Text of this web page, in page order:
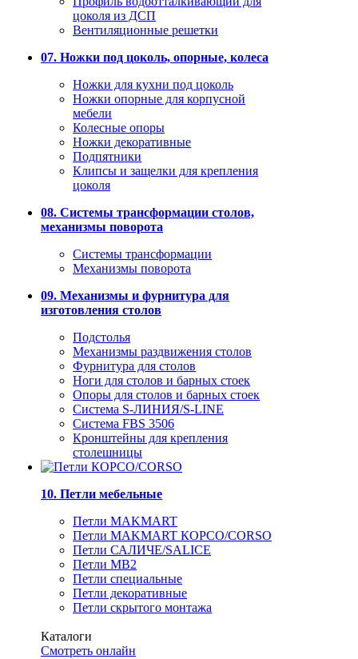
цоколя из ДСП
Вентиляционные решетки
07. Ножки под цоколь, опорные, колеса
Ножки для кухни под цоколь
Ножки опорные для корпусной
мебели
Колесные опоры
Ножки декоративные
Подпятники
Клипсы и защелки для крепления
цоколя
08. Системы трансформации столов,
механизмы поворота
Системы трансформации
Механизмы поворота
09. Механизмы и фурнитура для
изготовления столов
Подстолья
Механизмы раздвижения столов
Фурнитура для столов
Ноги для столов и барных стоек
Опоры для столов и барных стоек
Система S-ЛИНИЯ/S-LINE
Система FBS 3506
Кронштейны для крепления
столешницы
10. Петли мебельные
Петли MAKMART
Петли MAKMART КОРСО/CORSO
Петли САЛИЧЕ/SALICE
Петли MB2
Петли специальные
Петли декоративные
Петли скрытого монтажа
Каталоги
Смотреть онлайн